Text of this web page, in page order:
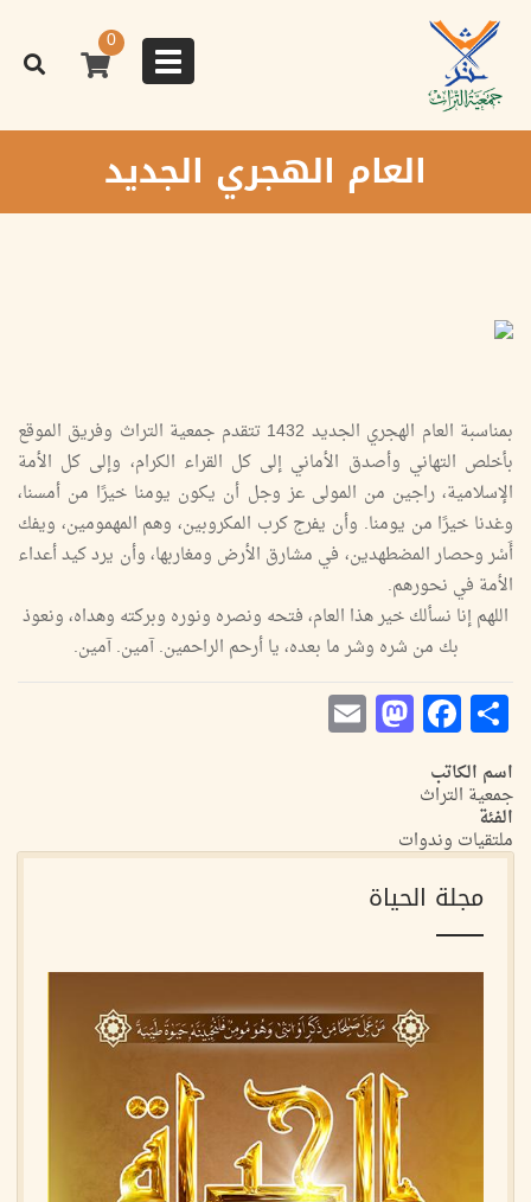
المحتوى
الرئيسي
Toggle
navigation
0
العام الهجري الجديد
بمناسبة العام الهجري الجديد 1432 تتقدم جمعية التراث وفريق الموقع
بأخلص التهاني وأصدق الأماني إلى كل القراء الكرام، وإلى كل الأمة
الإسلامية، راجين من المولى عز وجل أن يكون يومنا خيرًا من أمسنا،
وغدنا خيرًا من يومنا. وأن يفرج كرب المكروبين، وهم المهمومين، ويفك
أَسْر وحصار المضطهدين، في مشارق الأرض ومغاربها، وأن يرد كيد أعداء
الأمة في نحورهم.
اللهم إنا نسألك خير هذا العام، فتحه ونصره ونوره وبركته وهداه، ونعوذ
بك من شره وشر ما بعده، يا أرحم الراحمين. آمين. آمين.
Share
Facebook
Mastodon
اسم الكاتب
جمعية التراث
الفئة
ملتقيات وندوات
مجلة الحياة